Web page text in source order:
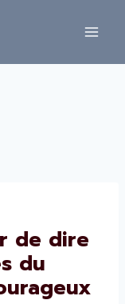
de dire
du